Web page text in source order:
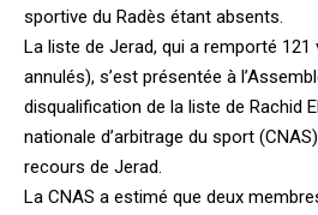
sportive du Radès étant absents.
La liste de Jerad, qui a remporté
annulés), s’est présentée à
disqualification de la liste de Rachid
nationale d’arbitrage du sport
recours de Jerad.
La CNAS a estimé que deux